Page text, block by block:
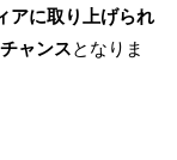
アに取り上げられ
ャンスとなりま